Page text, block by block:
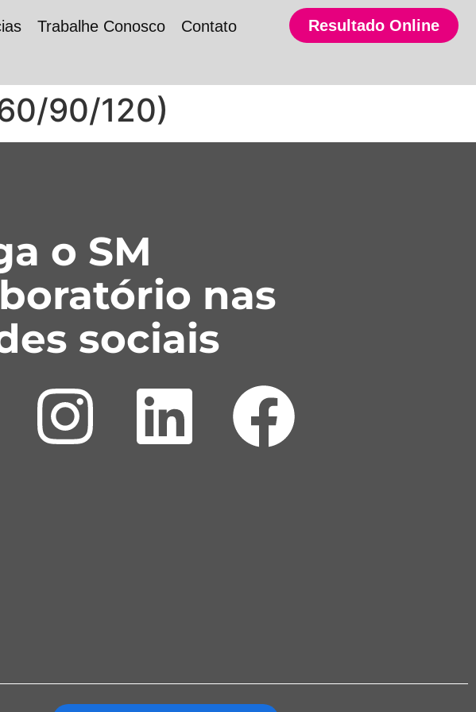
Trabalhe Conosco Contato Resultado Online
90/120)
o SM
nas
sociais